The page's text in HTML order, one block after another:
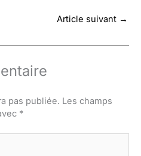
Article suivant →
pas publiée. Les champs
*